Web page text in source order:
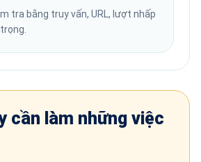
tra bằng truy vấn, URL, lượt nhấp
cần làm những việc